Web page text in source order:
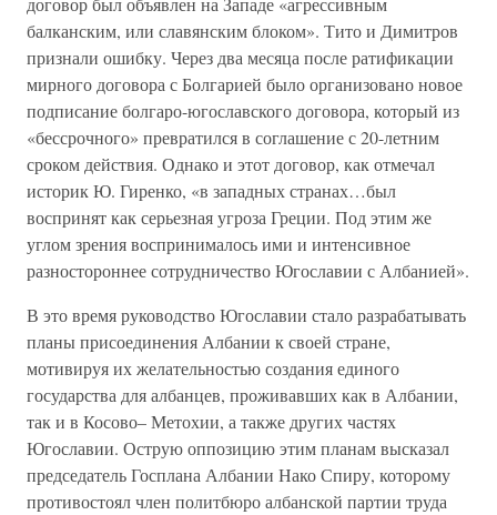
балканским, или славянским блоком». Тито и Димитров
признали ошибку. Через два месяца после ратификации
мирного договора с Болгарией было организовано новое
подписание болгаро-югославского договора, который из
«бессрочного» превратился в соглашение с 20-летним
сроком действия. Однако и этот договор, как отмечал
историк Ю. Гиренко, «в западных странах…был
воспринят как серьезная угроза Греции. Под этим же
углом зрения воспринималось ими и интенсивное
разностороннее сотрудничество Югославии с Албанией».
В это время руководство Югославии стало разрабатывать
планы присоединения Албании к своей стране,
мотивируя их желательностью создания единого
государства для албанцев, проживавших как в Албании,
так и в Косово– Метохии, а также других частях
Югославии. Острую оппозицию этим планам высказал
председатель Госплана Албании Нако Спиру, которому
противостоял член политбюро албанской партии труда